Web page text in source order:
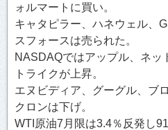
ォルマートに買い。
キャタピラー、ハネウェル、
スフォースは売られた。
NASDAQではアップル、ネッ
トライクが上昇。
エヌビディア、グーグル、ブ
クロンは下げ。
WTI原油7月限は3.4％反発し